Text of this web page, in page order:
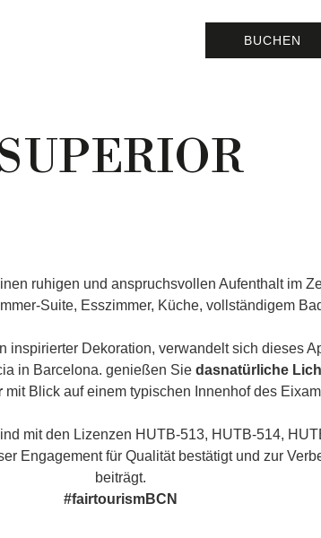
BUCHEN
ruhigen und anspruchsvollen Aufenthalt im
Suite, Esszimmer, Küche, vollständigem
inspirierter Dekoration, verwandelt sich dieses
in Barcelona. genießen Sie dasnatürliche
mit Blick auf einem typischen Innenhof des
mit den Lizenzen HUTB-513, HUTB-514,
Engagement für Qualität bestätigt und zur
beiträgt.
#fairtourismBCN